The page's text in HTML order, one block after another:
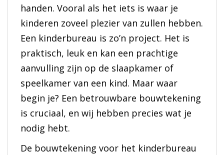
handen. Vooral als het iets is waar je
kinderen zoveel plezier van zullen hebben.
Een kinderbureau is zo’n project. Het is
praktisch, leuk en kan een prachtige
aanvulling zijn op de slaapkamer of
speelkamer van een kind. Maar waar
begin je? Een betrouwbare bouwtekening
is cruciaal, en wij hebben precies wat je
nodig hebt.
De bouwtekening voor het kinderbureau